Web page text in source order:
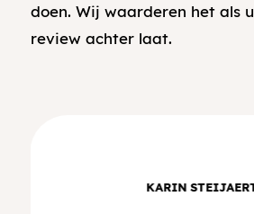
doen. Wij waarderen het als
review achter laat.
KARIN